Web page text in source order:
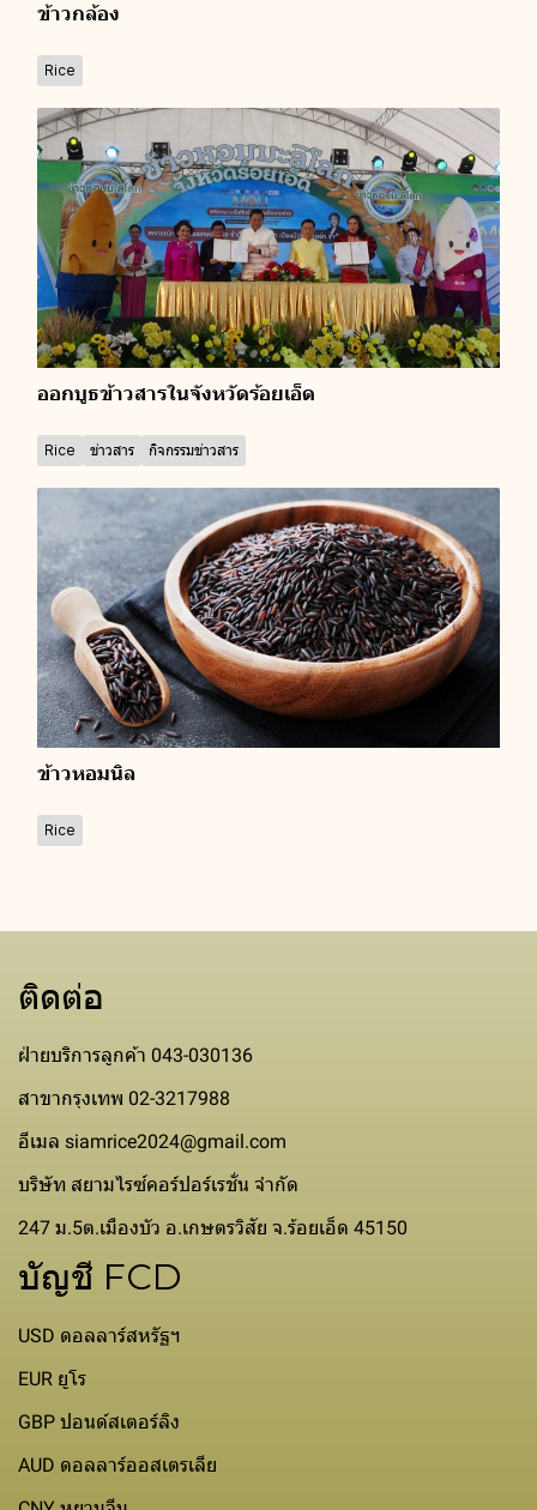
ข้าวกล้อง
Rice
ออกบูธข้าวสารในจังหวัดร้อยเอ็ด
Rice ข่าวสาร กิจกรรมข่าวสาร
ข้าวหอมนิล
Rice
ติดต่อ
ฝ่ายบริการลูกค้า 043-030136
สาขากรุงเทพ 02-3217988
อีเมล siamrice2024@gmail.com
บริษัท สยามไรซ์คอร์ปอร์เรชั่น จำกัด
247 ม.5ต.เมืองบัว อ.เกษตรวิสัย จ.ร้อยเอ็ด 45150
บัญชี FCD
USD ดอลลาร์สหรัฐฯ
EUR ยูโร
GBP ปอนด์สเตอร์ลิง
AUD ดอลลาร์ออสเตรเลีย